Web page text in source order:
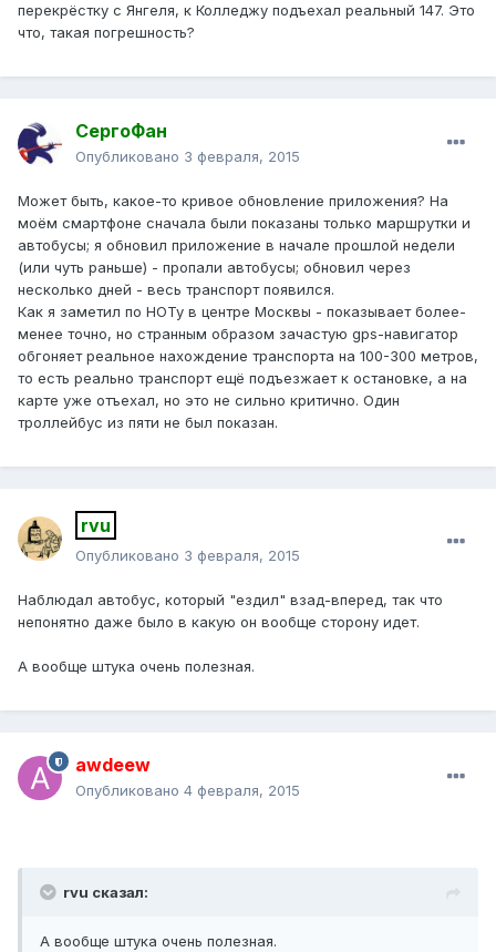
перекрёстку с Янгеля, к Колледжу подъехал реальный 147. Это
что, такая погрешность?
СергоФан
Опубликовано 3 февраля, 2015
Может быть, какое-то кривое обновление приложения? На
моём смартфоне сначала были показаны только маршрутки и
автобусы; я обновил приложение в начале прошлой недели
(или чуть раньше) - пропали автобусы; обновил через
несколько дней - весь транспорт появился.
Как я заметил по НОТу в центре Москвы - показывает более-
менее точно, но странным образом зачастую gps-навигатор
обгоняет реальное нахождение транспорта на 100-300 метров,
то есть реально транспорт ещё подъезжает к остановке, а на
карте уже отъехал, но это не сильно критично. Один
троллейбус из пяти не был показан.
rvu
Опубликовано 3 февраля, 2015
Наблюдал автобус, который "ездил" взад-вперед, так что
непонятно даже было в какую он вообще сторону идет.
А вообще штука очень полезная.
awdeew
Опубликовано 4 февраля, 2015
rvu сказал:
А вообще штука очень полезная.